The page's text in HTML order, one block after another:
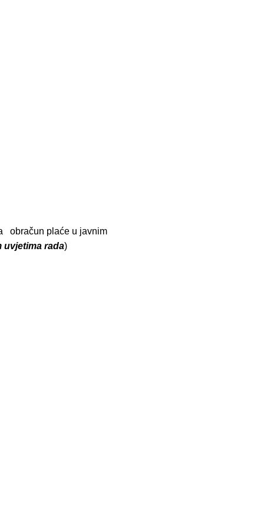
obračun plaće u javnim
uvjetima rada)